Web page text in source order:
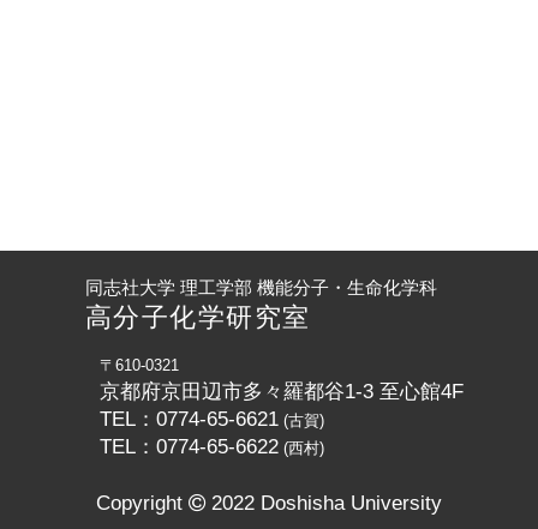
同志社大学 理工学部 機能分子・生命化学科
高分子化学研究室
〒610-0321
京都府京田辺市多々羅都谷1-3 至心館4F
TEL：0774-65-6621(古賀)
TEL：0774-65-6622(西村)
Copyright
2022 Doshisha University